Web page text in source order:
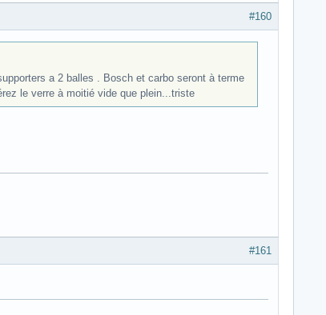
#160
a 2 balles . Bosch et carbo seront à terme
le verre à moitié vide que plein...triste
#161